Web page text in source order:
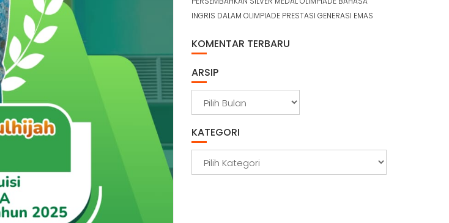
INGRIS DALAM OLIMPIADE PRESTASI GENERASI EMAS
KOMENTAR TERBARU
ARSIP
i
KATEGORI